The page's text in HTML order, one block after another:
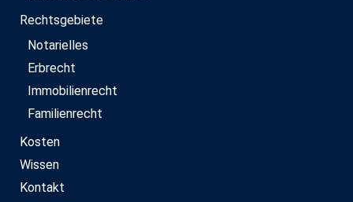
Rechtsgebiete
Notarielles
Erbrecht
Immobilienrecht
Familienrecht
Kosten
Wissen
Kontakt